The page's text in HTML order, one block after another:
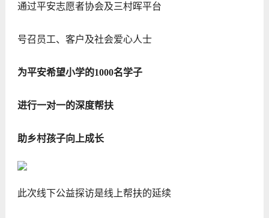
通过平安志愿者协会及三村晖平台
号召员工、客户及社会爱心人士
为平安希望小学的1000名学子
进行一对一的深度帮扶
助乡村孩子向上成长
此次线下公益探访是线上帮扶的延续